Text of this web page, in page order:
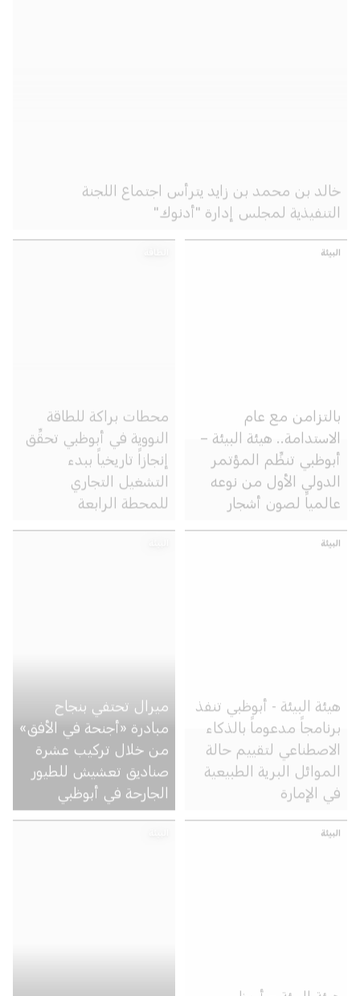
خالد بن محمد بن زايد يترأس اجتماع اللجنة
التنفيذية لمجلس إدارة "أدنوك"
البيئة
بالتزامن مع عام
الاستدامة.. هيئة البيئة –
أبوظبي تنظِّم المؤتمر
الدولي الأول من نوعه
عالمياً لصون أشجار
القرم وتنميتها
الطاقة
محطات براكة للطاقة
النووية في أبوظبي تحقِّق
إنجازاً تاريخياً ببدء
التشغيل التجاري
للمحطة الرابعة
البيئة
هيئة البيئة - أبوظبي تنفذ
برنامجاً مدعوماً بالذكاء
الاصطناعي لتقييم حالة
الموائل البرية الطبيعية
في الإمارة
البيئة
ميرال تحتفي بنجاح
مبادرة «أجنحة في الأفق»
من خلال تركيب عشرة
صناديق تعشيش للطيور
الجارحة في أبوظبي
البيئة
هيئة البيئة – أبوظبي
البيئة